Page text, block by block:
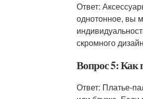
Ответ:
однотонное, вы
скромного
Вопрос 5: Как
Ответ: Платье-